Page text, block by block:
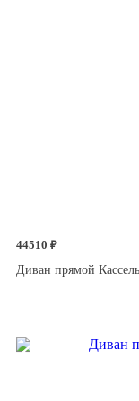
44510 ₽
Диван прямой